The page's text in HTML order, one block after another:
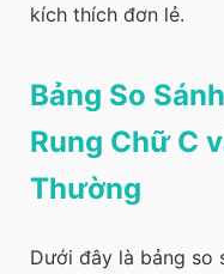
kích thích đơn lẻ.
Bảng So
Rung Chữ C
Thường
Dưới đây là bảng so